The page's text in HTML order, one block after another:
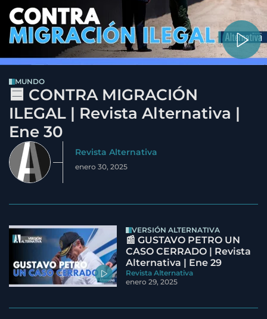
MUNDO
🟦 CONTRA MIGRACIÓN
ILEGAL | Revista Alternativa |
Ene 30
Revista Alternativa
enero 30, 2025
VERSIÓN ALTERNATIVA
📰 GUSTAVO PETRO UN
CASO CERRADO | Revista
Alternativa | Ene 29
Revista Alternativa
enero 29, 2025